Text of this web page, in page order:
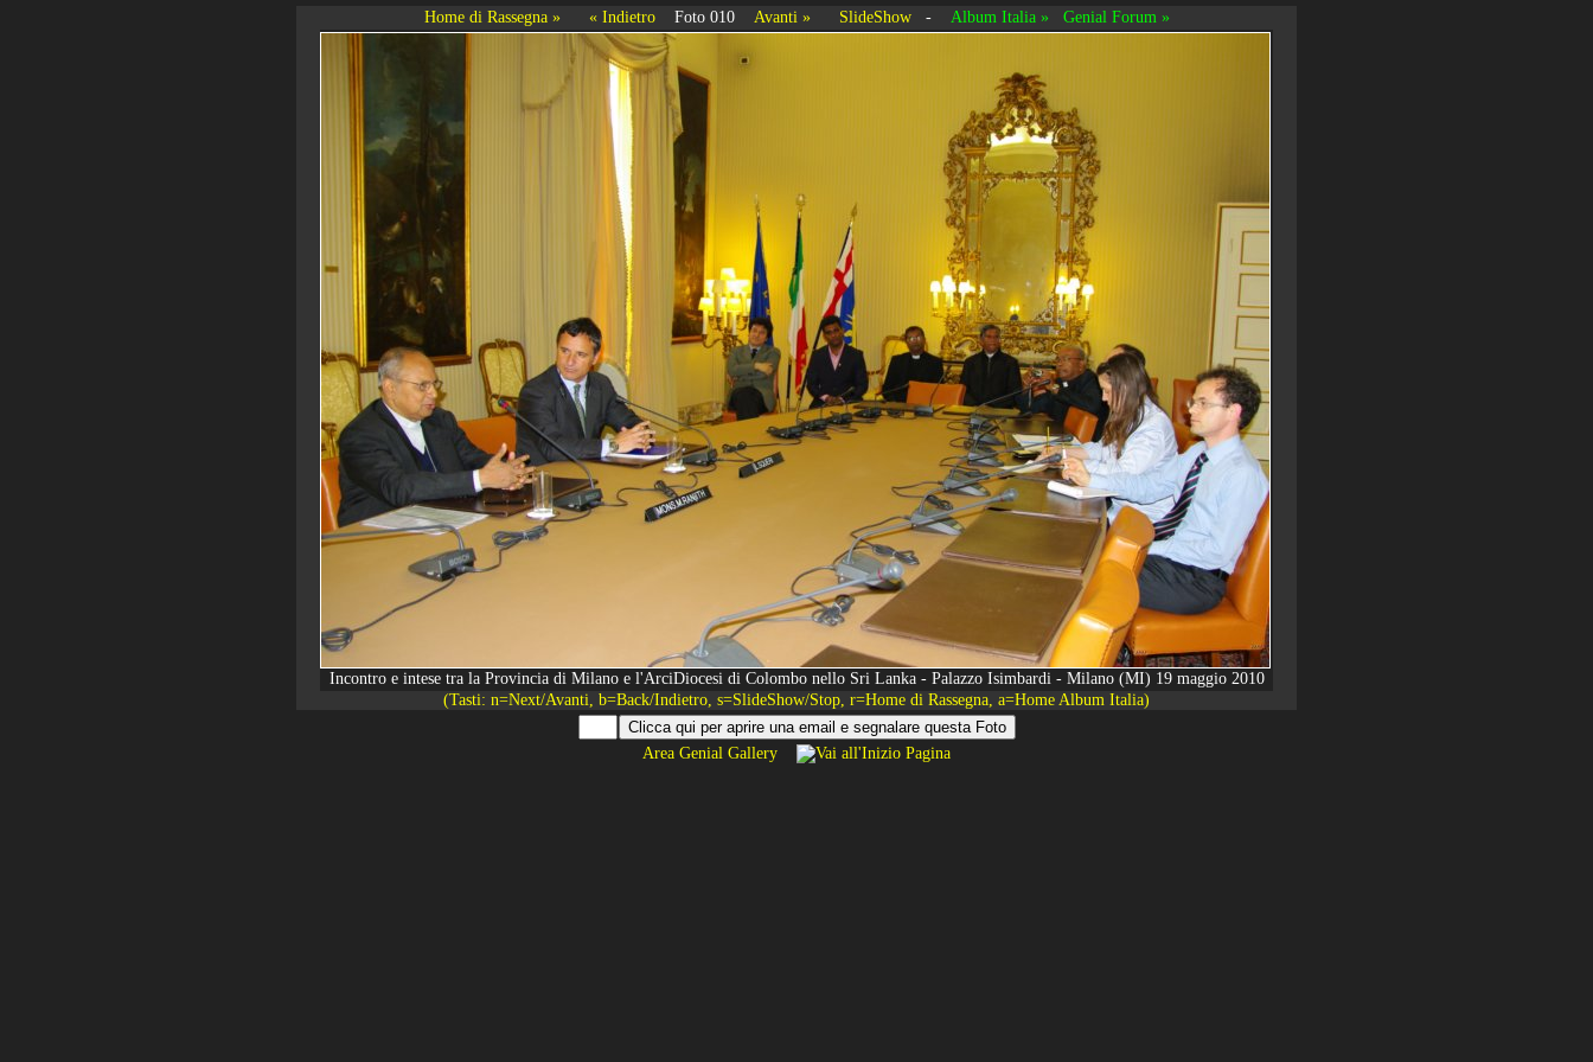
Home di Rassegna » « Indietro Foto 010 Avanti » SlideShow- Album Italia » Genial Forum »
Incontro e intese tra la Provincia di Milano e l'ArciDiocesi di Colombo nello Sri Lanka - Palazzo Isimbardi - Milano (MI) 19 maggio 2010
(Tasti: n=Next/Avanti, b=Back/Indietro, s=SlideShow/Stop, r=Home di Rassegna, a=Home Album Italia)
Area Genial Gallery